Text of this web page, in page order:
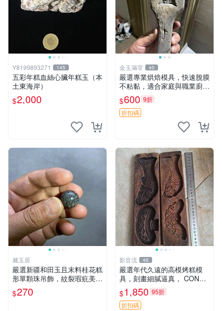
Y8199893271 145
五彩年糕血絲心臟年糕玉（本
土東海岸）
$2,000
金玉滿堂 40
嚴選專業烘焙模具，快速脫膜
不粘黏，適合家庭與職業廚師
使用 西點製作好助手，輕鬆
烘出具質感甜點 304不銹鋼材
質，長久耐用易清洗 西點 印
$600 9折
折扣碼
藏玉居
嚴選新疆和田玉且末料桂花糕
形單顆珠吊飾，紋裂瑕疪美中
不足仍具收藏價值 16 粒裝 桂
花糕 卡珠 吊飾
$270
影音流 46
嚴選年代久遠的高模烤糕模
具，刻畫細膩逼真， CONDI
TION 良好，建議購買前詳查
照片。老高模 烤糕模具 刻花
模具
$1,850 95折
折扣碼